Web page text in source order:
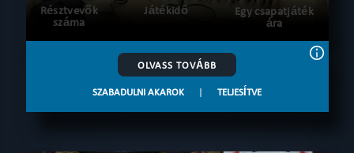
Résztvevők
száma
Játékidő
Egy csapatjáték
ára
OLVASS TOVÁBB
SZABADULNI AKAROK | TELJESÍTVE